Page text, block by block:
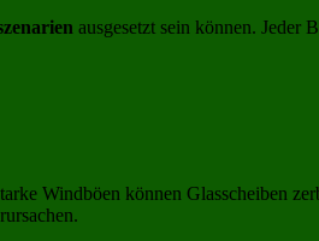
ausgesetzt sein können. Jeder
Windböen können Glasscheiben